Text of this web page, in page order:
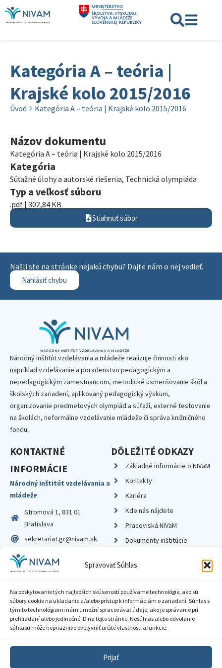
Spravovať Súhlas
Na poskytovanie tých najlepších skúseností používame technológie, ako sú
súbory cookie na ukladanie a/alebo prístup k informáciám o zariadení. Súhlas s
týmito technológiami nám umožní spracovávať údaje, ako je správanie pri
prehliadaní alebo jedinečné ID na tejto stránke. Nesúhlas alebo odvolanie
súhlasu môže nepriaznivo ovplyvniť určité vlastnosti a funkcie.
Prijať
Kategória A – teória |
Krajské kolo 2015/2016
Úvod Kategória A – teória | Krajské kolo 2015/2016
Názov dokumentu
Kategória A – teória | Krajské kolo 2015/2016
Kategória
Súťažné úlohy a autorské riešenia, Technická olympiáda
Typ a veľkosť súboru
.pdf | 302,84 KB
Stiahnuť súbor
Našli ste na stránke nejakú chybu? Dajte nám o nej vedieť.
Nahlásiť chybu
Národný inštitút vzdelávania a mládeže realizuje činnosti ako
napríklad vzdelávanie a poradenstvo pedagogickým a
nepedagogickým zamestnancom, metodické usmerňovanie škôl a
školských zariadení, aplikovaný pedagogický výskum,
organizovanie predmetových olympiád a súťaží, externé testovanie
na školách, neformálne vzdelávanie mládeže či správa knižničného
fondu.
KONTAKTNÉ
INFORMÁCIE
Národný inštitút vzdelávania a
mládeže
Stromová 1, 831 01
Bratislava
sekretariat.gr@nivam.sk
IČO: 00164348
DIČ: 2020798714
DÔLEŽITÉ ODKAZY
Základné informácie o NIVaM
Kontakty
Kariéra
Kde nás nájdete
Pracoviská NIVaM
Dokumenty inštitúcie
Zásady ochrany súkromia
Sprístupnenie informácií